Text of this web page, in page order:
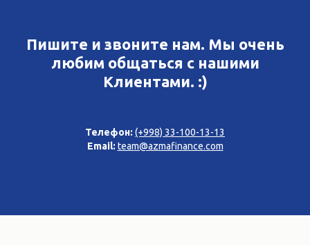
Пишите и звоните нам. Мы очень
любим общаться с нашими
Клиентами. :)
Телефон: (+998) 33-100-13-13
Email: team@azmafinance.com